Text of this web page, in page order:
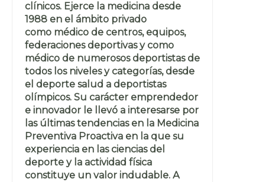
clínicos. Ejerce la medicina desde
1988 en el ámbito privado
como médico de centros, equipos,
federaciones deportivas y como
médico de numerosos deportistas de
todos los niveles y categorías, desde
el deporte salud a deportistas
olímpicos. Su carácter emprendedor
e innovador le llevó a interesarse por
las últimas tendencias en la Medicina
Preventiva Proactiva en la que su
experiencia en las ciencias del
deporte y la actividad física
constituye un valor indudable. A